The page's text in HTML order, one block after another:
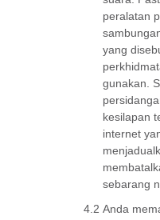
peralatan
yang
gunakan.
kesilapan
internet
sebarang
4.2 Anda